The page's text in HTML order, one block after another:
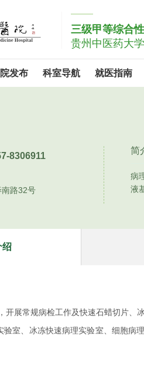
三级甲等综合
贵州中医药大
发布 科室导航 就医指南
8306911
南路32号
简
病
液
绍
开展常规病检工作及快速石蜡切片、
验室、冰冻快速病理实验室、细胞病